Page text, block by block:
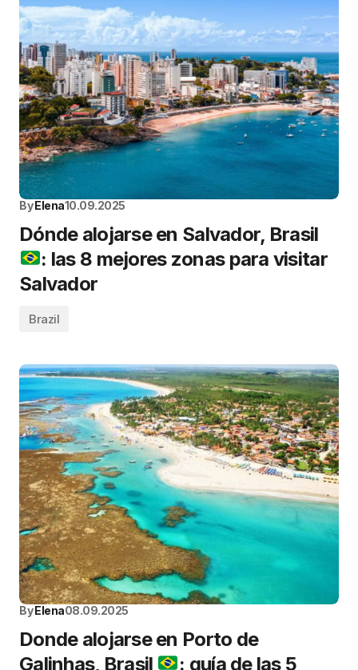
ByElena10.09.2025
Dónde alojarse en Salvador, Brasil
: las 8 mejores zonas para visitar
Salvador
Brazil
ByElena08.09.2025
Donde alojarse en Porto de
Galinhas, Brasil
: guía de las 5